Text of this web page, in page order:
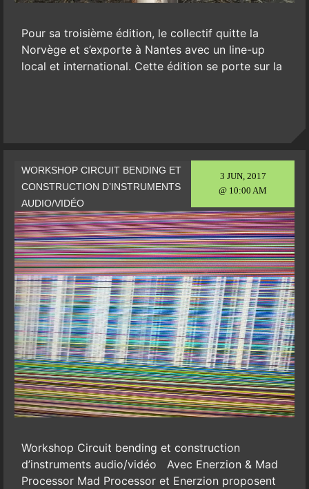
Pour sa troisième édition, le collectif quitte la
Norvège et s’exporte à Nantes avec un line-up
local et international. Cette édition se porte sur la
3 JUN, 2017
@ 10:00 AM
WORKSHOP CIRCUIT BENDING ET
CONSTRUCTION D’INSTRUMENTS
AUDIO/VIDÉO
Workshop Circuit bending et construction
d’instruments audio/vidéo Avec Enerzion & Mad
Processor Mad Processor et Enerzion proposent